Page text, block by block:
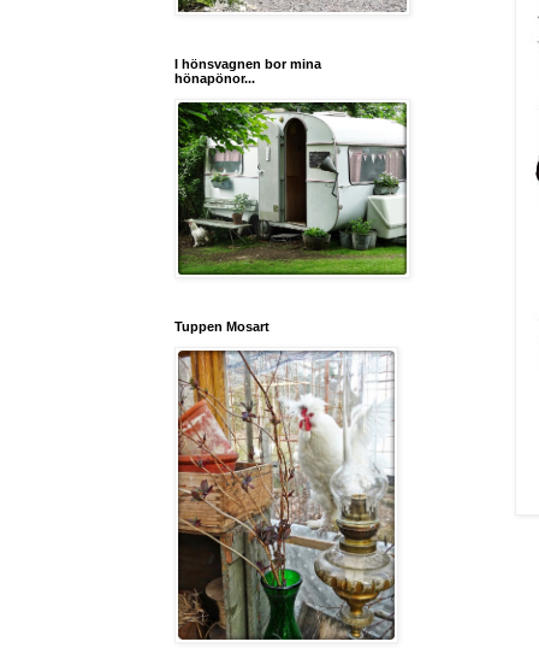
I hönsvagnen bor mina
hönapönor...
Tuppen Mosart